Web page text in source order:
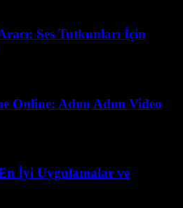
Ses Tutkunları İçin
Online: Adım Adım Video
İyi Uygulamalar ve